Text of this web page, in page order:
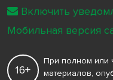
16+
При полном или
материалов,
Включить
Мобильная версия